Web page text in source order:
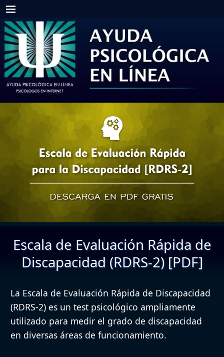
Escala de Evaluación Rápida de
Discapacidad (RDRS-2) [PDF]
La Escala de Evaluación Rápida de Discapacidad
(RDRS-2) es un test psicológico ampliamente
utilizado para medir el grado de discapacidad
en diversas áreas de funcionamiento.